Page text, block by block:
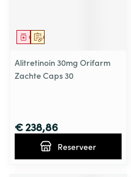
Op voorschrift
Geneesmiddel
Alitretinoin 30mg Orifarm
Zachte Caps 30
€ 238,86
Reserveer